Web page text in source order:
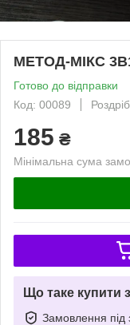
МЕТОД-МІКС
Готово до відправки
Код: 00089
Роздріб
185 ₴
Мінімальна сума
Що таке купити
Замовлення під